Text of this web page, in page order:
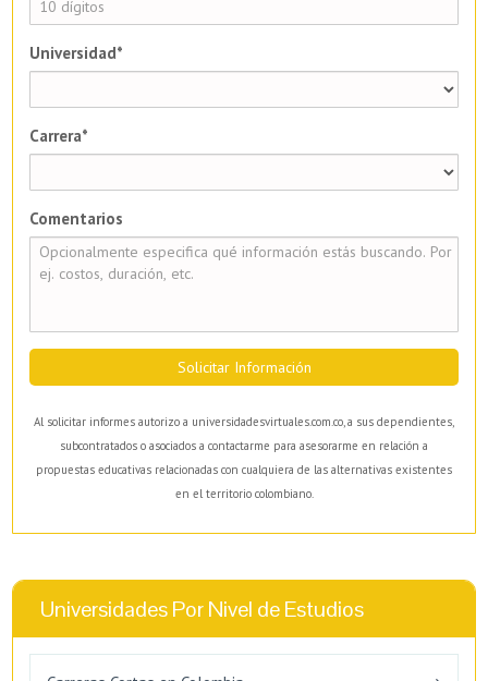
Universidad*
Carrera*
Comentarios
Solicitar Información
Al solicitar informes autorizo a universidadesvirtuales.com.co, a sus dependientes,
subcontratados o asociados a contactarme para asesorarme en relación a
propuestas educativas relacionadas con cualquiera de las alternativas existentes
en el territorio colombiano.
Universidades Por Nivel de Estudios